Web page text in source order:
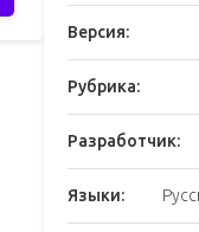
Версия:
Рубрика:
Разработчик:
Языки: